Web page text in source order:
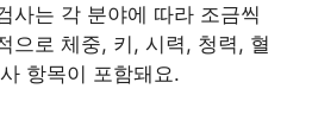
사는 각 분야에 따라 조금씩
으로 체중, 키, 시력, 청력, 혈
항목이 포함돼요.